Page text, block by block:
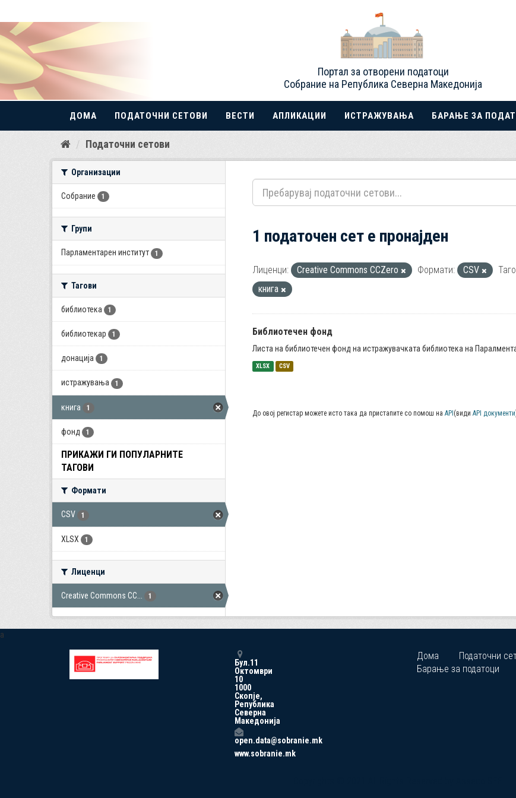
Прескокнете
Портал за отворени податоци
Собрание на Република Северна Македонија
ДОМА ПОДАТОЧНИ СЕТОВИ ВЕСТИ АПЛИКАЦИИ ИСТРАЖУВАЊА БАРАЊЕ ЗА
Податочни сетови
Организации
Собрание 1
Групи
Парламентарен институт 1
Тагови
библиотека 1
библиотекар 1
донација 1
истражувања 1
книга 1
фонд 1
ПРИКАЖИ ГИ ПОПУЛАРНИТЕ
ТАГОВИ
Формати
CSV 1
XLSX 1
Лиценци
Creative Commons CC... 1
1 податочен сет е пронајден
Лиценци: Creative Commons CCZero Формати: CSV
книга
Библиотечен фонд
Листа на библиотечен фонд на истражувачката библиотека на
XLSX CSV
До овој регистар можете исто така да пристапите со помош на API (види API документи
a
Бул.11
Октомври
10
1000
Скопје,
Република
Северна
Македонија
open.data@sobranie.mk
www.sobranie.mk
Дома Податочни
Барање за податоци